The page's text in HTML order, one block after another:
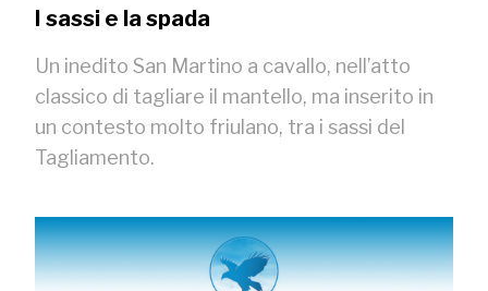
I sassi e la spada
Un inedito San Martino a cavallo, nell’atto
classico di tagliare il mantello, ma inserito in
un contesto molto friulano, tra i sassi del
Tagliamento.